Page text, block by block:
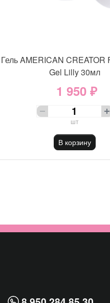
Гель AMERICAN CREATOR
Gel Lilly 30мл
1 950 ₽
шт
В корзину